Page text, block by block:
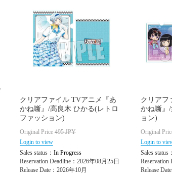
クリアファイル TVアニメ『あ
かね噺』/高良木 ひかる(レトロ
ファッション)
Original Price 495JPY
Login to view
Sales status： In Progress
Reservation Deadline：2026年08月25日
Release Date：2026年10月
クリアフ
かね噺』
ョン)
Original
Login to
Sales status：
Reservation
Release